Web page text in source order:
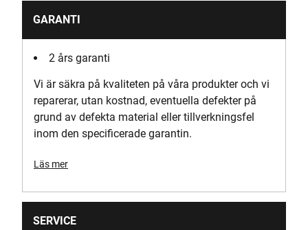
GARANTI
2 års garanti
Vi är säkra på kvaliteten på våra produkter och vi
reparerar, utan kostnad, eventuella defekter på
grund av defekta material eller tillverkningsfel
inom den specificerade garantin.
Läs mer
SERVICE